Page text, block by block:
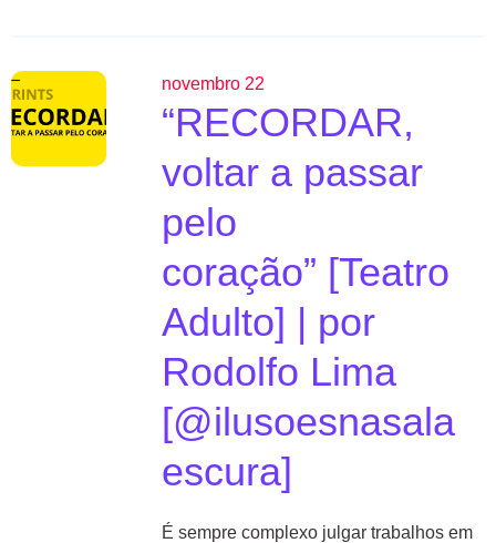
novembro 22
“RECORDAR,
voltar a passar
pelo
coração” [Teatro
Adulto] | por
Rodolfo Lima
[@ilusoesnasala
escura]
É sempre complexo julgar trabalhos em